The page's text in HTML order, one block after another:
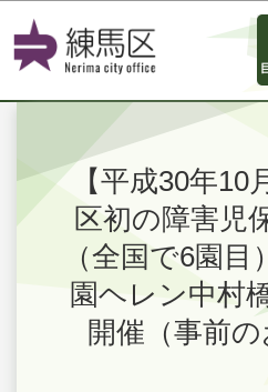
このページの
【平成30年10
区初の障害児
（全国で6園
園ヘレン中村
開催（事前の